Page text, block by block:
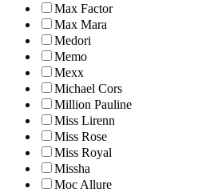
Max Factor
Max Mara
Medori
Memo
Mexx
Michael Cors
Million Pauline
Miss Lirenn
Miss Rose
Miss Royal
Missha
Moc Allure